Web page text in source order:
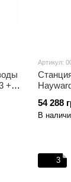
+
Артикул:
54 288
В
3